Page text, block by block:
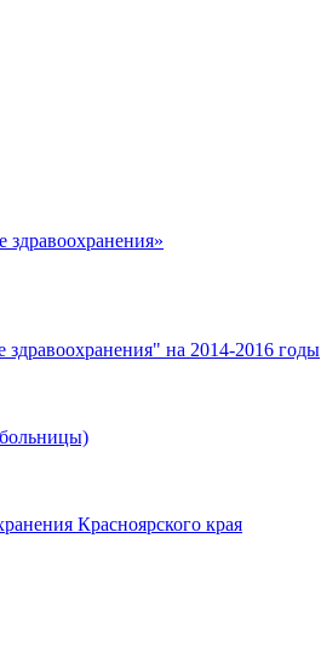
здравоохранения»
здравоохранения" на 2014-2016 годы
Красноярского края